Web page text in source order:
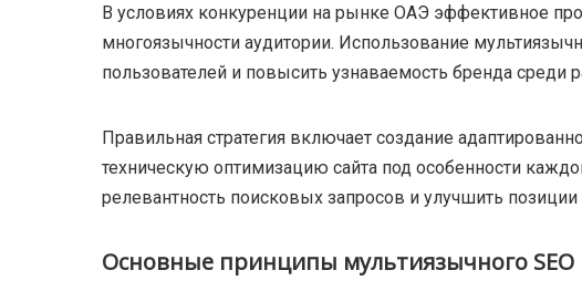
В условиях конкуренции на рынке ОАЭ эффективное
многоязычности аудитории. Использование
пользователей и повысить узнаваемость бренда среди
Правильная стратегия включает создание
техническую оптимизацию сайта под особенности
релевантность поисковых запросов и улучшить
Основные принципы мультиязычного SEO